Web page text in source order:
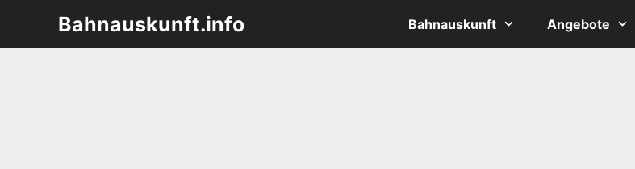
springen
Bahnauskunft.info Bahnauskunft Angebote